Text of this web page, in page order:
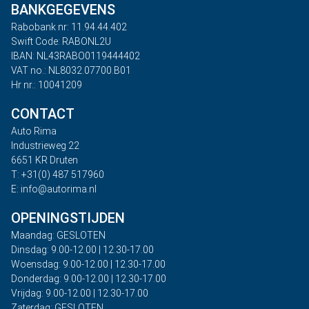
BANKGEGEVENS
Rabobank nr: 11.94.44.402
Swift Code: RABONL2U
IBAN: NL43RABO0119444402
VAT no.: NL8032.07700.B01
Hr nr.: 10041209
CONTACT
Auto Rima
Industrieweg 22
6651 KR Druten
T: +31(0) 487 517960
E: info@autorima.nl
OPENINGSTIJDEN
Maandag: GESLOTEN
Dinsdag: 9.00-12.00 | 12.30-17.00
Woensdag: 9.00-12.00 | 12.30-17.00
Donderdag: 9.00-12.00 | 12.30-17.00
Vrijdag: 9.00-12.00 | 12.30-17.00